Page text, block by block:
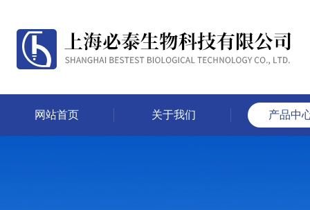
网站首页 关于我们 产品中